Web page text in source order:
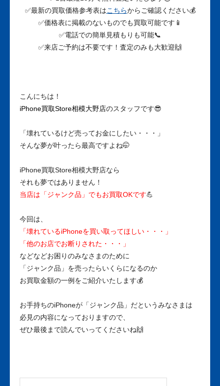
✅最新の買取価格参考表はこちらからご確認ください💰
✅価格表に掲載のないものでも買取可能です📱
✅電話での簡単見積もりも可能📞
✅来店ご予約は不要です！査定のみも大歓迎🙌
こんにちは！
iPhone買取Store相模大野店のスタッフです😎
「壊れているけど売ってお金にしたい・・・」
そんな夢が叶ったら最高ですよね🤭
iPhone買取Store相模大野店なら
それも夢ではありません！
当店は「ジャンク品」でもお買取OKです💪
今回は、
「壊れているiPhoneを買い取ってほしい・・・」
「他のお店でお断りされた・・・」
などなどお困りのみなさまのために
「ジャンク品」を売ったらいくらになるのか
お買取金額の一例をご紹介いたします💰
お手持ちのiPhoneが「ジャンク品」だというみなさまは
必見の内容になっておりますので、
ぜひ最後まで読んでいってくださいね🙌